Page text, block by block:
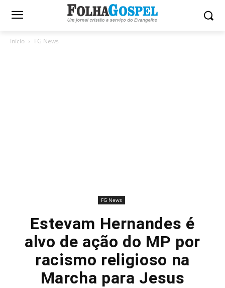
Início FG News
FG News
Estevam Hernandes é
alvo de ação do MP por
racismo religioso na
Marcha para Jesus